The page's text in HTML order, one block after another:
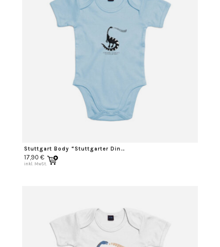
Stuttgart Body “Stuttgarter Dino” schwarz
17,90 €
inkl. MwSt.